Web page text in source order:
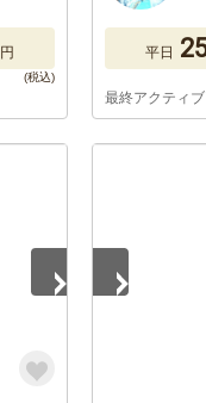
円 平日
最終アクティ